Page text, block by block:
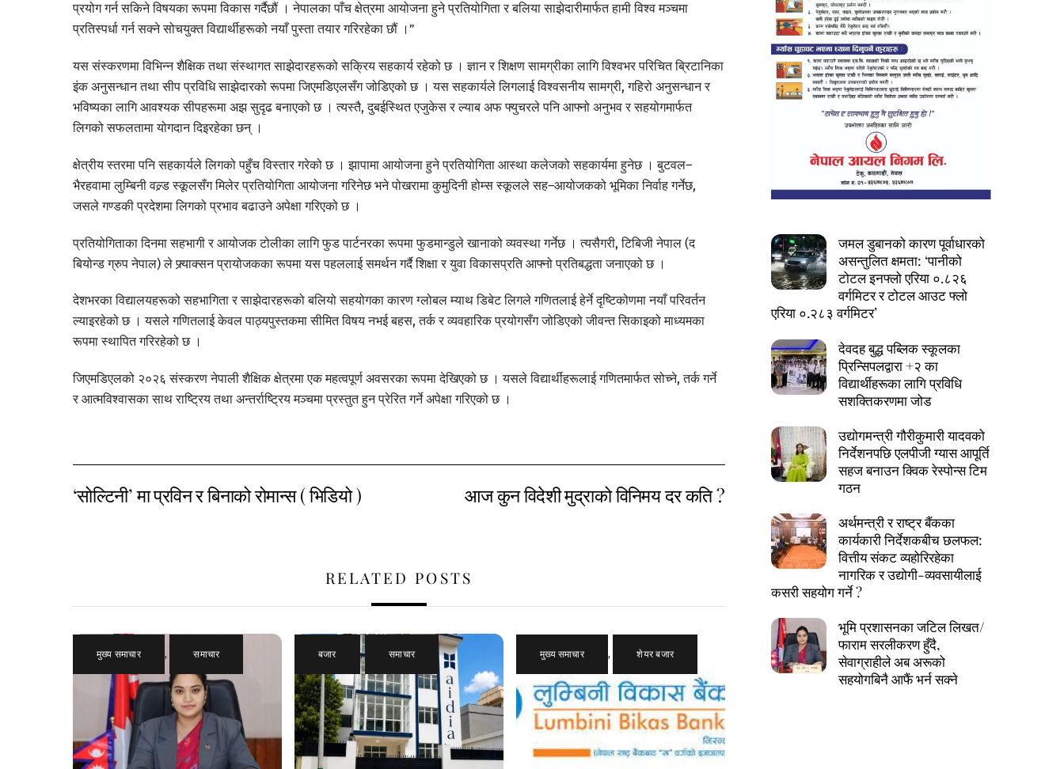
प्रयोग गर्न सकिने विषयका रूपमा विकास गर्दैछौं । नेपालका पाँच क्षेत्रमा आयोजना हुने प्रतियोगिता र बलिया साझेदारीमार्फत हामी विश्व मञ्चमा
प्रतिस्पर्धा गर्न सक्ने सोचयुक्त विद्यार्थीहरूको नयाँ पुस्ता तयार गरिरहेका छौं ।”
यस संस्करणमा विभिन्न शैक्षिक तथा संस्थागत साझेदारहरूको सक्रिय सहकार्य रहेको छ । ज्ञान र शिक्षण सामग्रीका लागि विश्वभर परिचित ब्रिटानिका
इंक अनुसन्धान तथा सीप प्रविधि साझेदारको रूपमा जिएमडिएलसँग जोडिएको छ । यस सहकार्यले लिगलाई विश्वसनीय सामग्री, गहिरो अनुसन्धान र
भविष्यका लागि आवश्यक सीपहरूमा अझ सुदृढ बनाएको छ । त्यस्तै, दुबईस्थित एजुकेस र ल्याब अफ फ्युचरले पनि आफ्नो अनुभव र सहयोगमार्फत
लिगको सफलतामा योगदान दिइरहेका छन् ।
क्षेत्रीय स्तरमा पनि सहकार्यले लिगको पहुँच विस्तार गरेको छ । झापामा आयोजना हुने प्रतियोगिता आस्था कलेजको सहकार्यमा हुनेछ । बुटवल–
भैरहवामा लुम्बिनी वल्र्ड स्कूलसँग मिलेर प्रतियोगिता आयोजना गरिनेछ भने पोखरामा कुमुदिनी होम्स स्कूलले सह–आयोजकको भूमिका निर्वाह गर्नेछ,
जसले गण्डकी प्रदेशमा लिगको प्रभाव बढाउने अपेक्षा गरिएको छ ।
प्रतियोगिताका दिनमा सहभागी र आयोजक टोलीका लागि फुड पार्टनरका रूपमा फुडमान्डुले खानाको व्यवस्था गर्नेछ । त्यसैगरी, टिबिजी नेपाल (द
बियोन्ड ग्रुप नेपाल) ले फ्र्याक्सन प्रायोजकका रूपमा यस पहललाई समर्थन गर्दै शिक्षा र युवा विकासप्रति आफ्नो प्रतिबद्धता जनाएको छ ।
देशभरका विद्यालयहरूको सहभागिता र साझेदारहरूको बलियो सहयोगका कारण ग्लोबल म्याथ डिबेट लिगले गणितलाई हेर्ने दृष्टिकोणमा नयाँ परिवर्तन
ल्याइरहेको छ । यसले गणितलाई केवल पाठ्यपुस्तकमा सीमित विषय नभई बहस, तर्क र व्यवहारिक प्रयोगसँग जोडिएको जीवन्त सिकाइको माध्यमका
रूपमा स्थापित गरिरहेको छ ।
जिएमडिएलको २०२६ संस्करण नेपाली शैक्षिक क्षेत्रमा एक महत्वपूर्ण अवसरका रूपमा देखिएको छ । यसले विद्यार्थीहरूलाई गणितमार्फत सोच्ने, तर्क गर्ने
र आत्मविश्वासका साथ राष्ट्रिय तथा अन्तर्राष्ट्रिय मञ्चमा प्रस्तुत हुन प्रेरित गर्ने अपेक्षा गरिएको छ ।
‘सोल्टिनी’ मा प्रविन र बिनाको रोमान्स ( भिडियो ) आज कुन विदेशी मुद्राको विनिमय दर कति ?
RELATED POSTS
मुख्य समाचार , समाचार बजार , समाचार मुख्य समाचार , शेयर बजार
जमल डुबानको कारण पूर्वाधारको
असन्तुलित क्षमता: ‘पानीको
टोटल इनफ्लो एरिया ०.८२६
वर्गमिटर र टोटल आउट फ्लो
एरिया ०.२८३ वर्गमिटर’
देवदह बुद्ध पब्लिक स्कूलका
प्रिन्सिपलद्वारा +२ का
विद्यार्थीहरूका लागि प्रविधि
सशक्तिकरणमा जोड
उद्योगमन्त्री गौरीकुमारी यादवको
निर्देशनपछि एलपीजी ग्यास आपूर्ति
सहज बनाउन क्विक रेस्पोन्स टिम
गठन
अर्थमन्त्री र राष्ट्र बैंकका
कार्यकारी निर्देशकबीच छलफल:
वित्तीय संकट व्यहोरिरहेका
नागरिक र उद्योगी-व्यवसायीलाई
कसरी सहयोग गर्ने ?
भूमि प्रशासनका जटिल लिखत/
फाराम सरलीकरण हुँदै,
सेवाग्राहीले अब अरूको
सहयोगबिनै आफैं भर्न सक्ने